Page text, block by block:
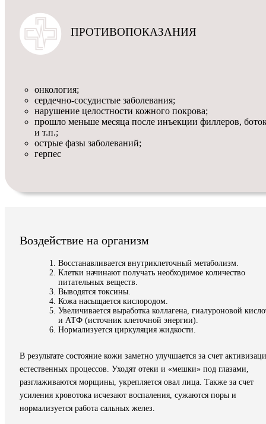
ПРОТИВОПОКАЗАНИЯ
онкология;
сердечно-сосудистые заболевания;
нарушение целостности кожного покрова;
прошло меньше месяца после инъекции филлеров,
и т.п.;
острые фазы заболеваний;
герпес
Воздействие на организм
Восстанавливается внутриклеточный метаболизм.
Клетки начинают получать необходимое количество
питательных веществ.
Выводятся токсины.
Кожа насыщается кислородом.
Увеличивается выработка коллагена, гиалуроновой
и АТФ (источник клеточной энергии).
Нормализуется циркуляция жидкости.
В результате состояние кожи заметно улучшается за счет
естественных процессов. Уходят отеки и «мешки» под глазами,
разглаживаются морщины, укрепляется овал лица. Также за счет
усиления кровотока исчезают воспаления, сужаются поры и
нормализуется работа сальных желез.